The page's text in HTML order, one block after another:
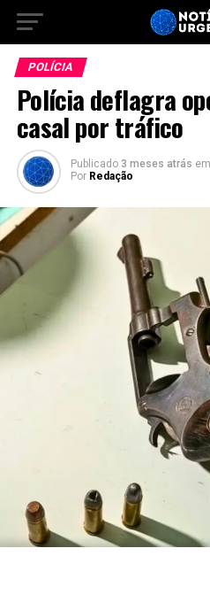
POLÍCIA
Polícia deflagra
casal por tráfico
Publicado 3 meses atrás em
Por Redação